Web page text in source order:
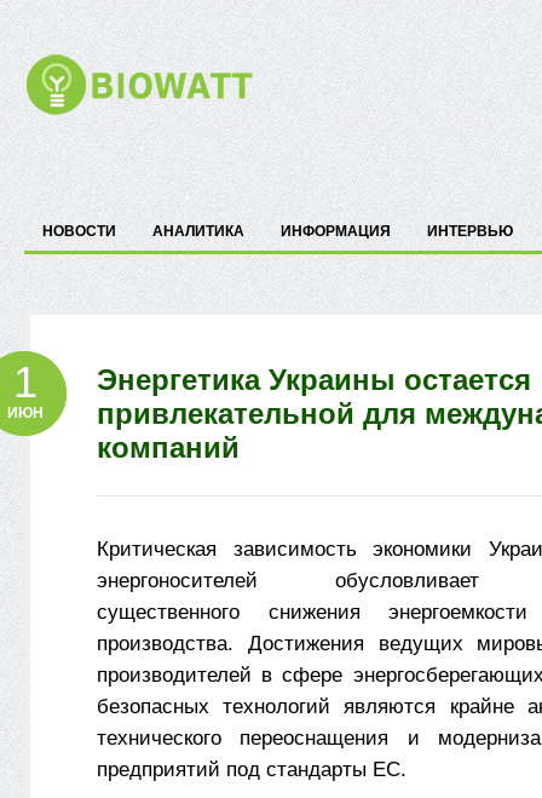
НОВОСТИ АНАЛИТИКА ИНФОРМАЦИЯ ИНТЕРВЬЮ
Энергетика Украины остается
привлекательной для
компаний
1
ИЮН
Критическая зависимость экономики
энергоносителей обусловливает
существенного снижения энергоемкости
производства. Достижения ведущих
производителей в сфере
безопасных технологий являются крайне
технического переоснащения и
предприятий под стандарты ЕС.